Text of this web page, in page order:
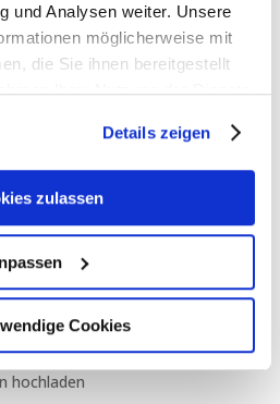
und Analysen weiter. Unsere
möglicherweise mit
die Sie ihnen bereitgestellt
Ihrer Nutzung der Dienste
Details zeigen
zulassen
Cookies
Vorname
sodass wir in Kontakt
hochladen